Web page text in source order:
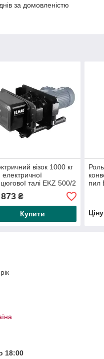
за домовленістю
візок 1000 кг
талі EKZ 500/2
1000/2 ширина
74-140 мм
₴
Купити
пил
18:00